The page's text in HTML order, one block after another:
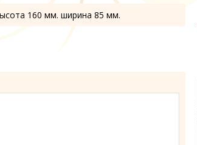
160 мм. ширина 85 мм.